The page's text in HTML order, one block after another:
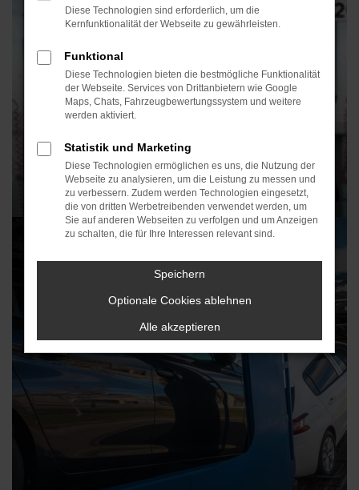
21.06.2018
Ausgezeichneter Service VW
Diese Technologien sind erforderlich, um die
Kernfunktionalität der Webseite zu gewährleisten.
Funktional
Diese Technologien bieten die bestmögliche Funktionalität
der Webseite. Services von Drittanbietern wie Google
Maps, Chats, Fahrzeugbewertungssystem und weitere
werden aktiviert.
Statistik und Marketing
Diese Technologien ermöglichen es uns, die Nutzung der
Webseite zu analysieren, um die Leistung zu messen und
zu verbessern. Zudem werden Technologien eingesetzt,
die von dritten Werbetreibenden verwendet werden, um
Sie auf anderen Webseiten zu verfolgen und um Anzeigen
zu schalten, die für Ihre Interessen relevant sind.
Speichern
Optionale Cookies ablehnen
Alle akzeptieren